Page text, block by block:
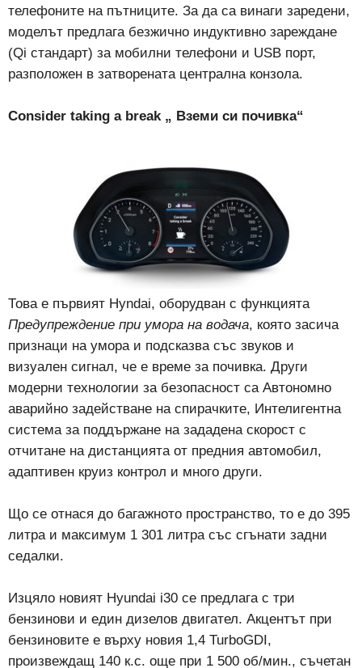
телефоните на пътниците. За да са винаги заредени,
моделът предлага безжично индуктивно зареждане
(Qi стандарт) за мобилни телефони и USB порт,
разположен в затворената централна конзола.
Consider taking a break „ Вземи си почивка“
Това е първият Hyndai, оборудван с функцията
Предупреждение при умора на водача, която засича
признаци на умора и подсказва със звуков и
визуален сигнал, че е време за почивка. Други
модерни технологии за безопасност са Автономно
аварийно задействане на спирачките, Интелигентна
система за поддържане на зададена скорост с
отчитане на дистанцията от предния автомобил,
адаптивен круиз контрол и много други.
Що се отнася до багажното пространство, то е до 395
литра и максимум 1 301 литра със сгънати задни
седалки.
Изцяло новият Hyundai i30 се предлага с три
бензинови и един дизелов двигател. Акцентът при
бензиновите е върху новия 1,4 TurboGDI,
произвеждащ 140 к.с. още при 1 500 об/мин., съчетан